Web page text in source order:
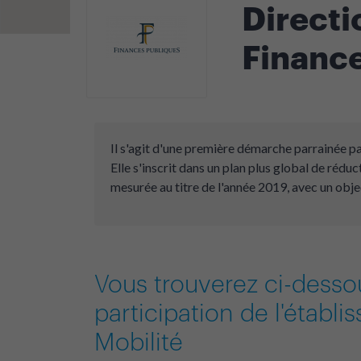
Il s'agit d'une première démarche parrainée
Elle s'inscrit dans un plan plus global de
mesurée au titre de l'année 2019, avec un
Vous trouverez ci-
participation de
Mobilité